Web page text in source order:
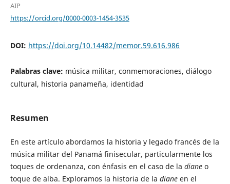
AIP
https://orcid.org/0000-0003-1454-3535
DOI: https://doi.org/10.14482/memor.59.616.986
Palabras clave: música militar, conmemoraciones, diálogo
cultural, historia panameña, identidad
Resumen
En este artículo abordamos la historia y legado francés de la
música militar del Panamá finisecular, particularmente los
toques de ordenanza, con énfasis en el caso de la dianeo
toque de alba. Exploramos la historia de la dianeen el